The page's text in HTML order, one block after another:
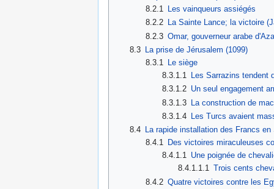
8.2.1
Les vainqueurs assiégés
8.2.2 La Sainte Lance; la victoire
8.2.3 Omar, gouverneur arabe
8.3
La prise de Jérusalem (1099)
8.3.1
Le siège
8.3.1.1
Les Sarrazins
8.3.1.2 Un seul engagement
8.3.1.3 La construction de
8.3.1.4
Les Turcs avaient
8.4
La rapide installation des Francs
8.4.1 Des victoires miraculeuses
8.4.1.1 Une poignée de
8.4.1.1.1 Trois cents
8.4.2 Quatre victoires contre les